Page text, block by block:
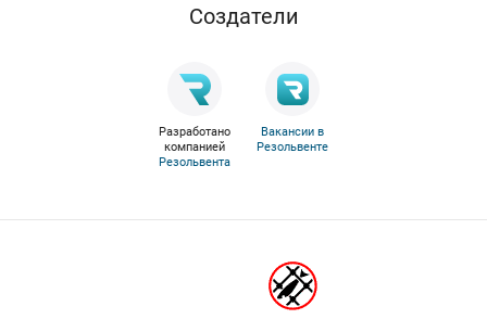
Cоздатели
Разработано
компанией
Резольвента
Вакансии в
Резольвенте